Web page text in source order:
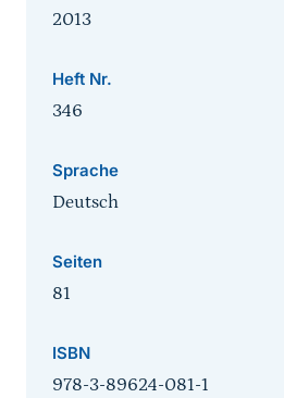
2013
Heft Nr.
346
Sprache
Deutsch
Seiten
81
ISBN
978-3-89624-081-1